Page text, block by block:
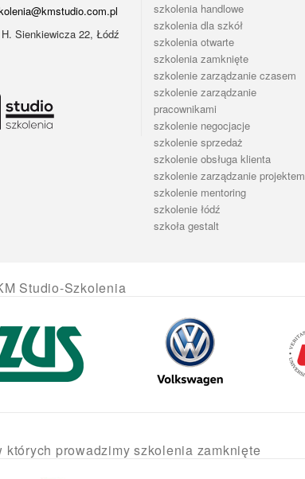
Sienkiewicza 22, Łódź
szkolenia handlowe
szkolenia dla szkół
szkolenia otwarte
szkolenia zamknięte
szkolenie zarządzanie czasem
szkolenie zarządzanie
pracownikami
szkolenie negocjacje
szkolenie sprzedaż
szkolenie obsługa klienta
szkolenie zarządzanie projektem
szkolenie mentoring
szkolenie łódź
szkoła gestalt
Studio-Szkolenia
których prowadzimy szkolenia zamknięte